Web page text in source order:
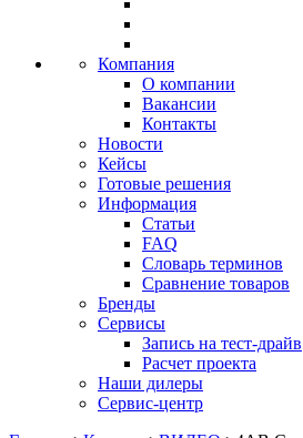
Компания
О компании
Вакансии
Контакты
Новости
Кейсы
Готовые решения
Информация
Статьи
FAQ
Словарь терминов
Сравнение товаров
Бренды
Сервисы
Запись на тест-драйв
Расчет проекта
Наши дилеры
Сервис-центр